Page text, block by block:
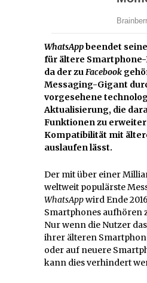
WhatsAppbeendet
für ältere
da der zuFacebook
Messaging-Gigant
vorgesehene
Aktualisierung, die
Funktionen zu
Kompatibilität mit
auslaufen lässt.
Der mit über einer
weltweit populärste
WhatsAppwird Ende
Smartphones aufhören
Nur wenn die Nutzer
ihrer älteren
oder auf neuere
kann dies verhindert